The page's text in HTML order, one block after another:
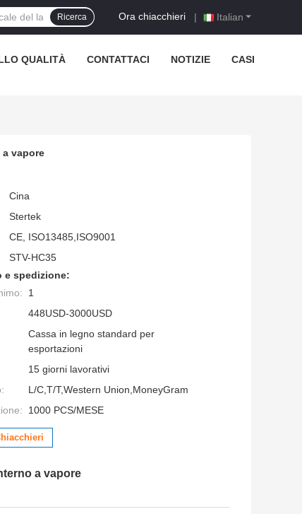
Italian
Ora chiacchieri |
Ricerca
QUALITÀ CONTATTACI NOTIZIE CASI
vapore
Cina
Stertek
CE, ISO13485,ISO9001
STV-HC35
e spedizione:
1
448USD-3000USD
Cassa in legno standard per
esportazioni
15 giorni lavorativi
L/C,T/T,Western Union,MoneyGram
1000 PCS/MESE
a vapore